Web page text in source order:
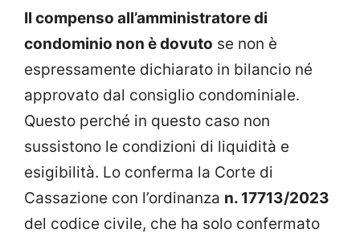
Il compenso all’amministratore di
condominio non è dovuto se non è
espressamente dichiarato in bilancio né
approvato dal consiglio condominiale.
Questo perché in questo caso non
sussistono le condizioni di liquidità e
esigibilità. Lo conferma la Corte di
Cassazione con l’ordinanza n. 17713/2023
del codice civile, che ha solo confermato